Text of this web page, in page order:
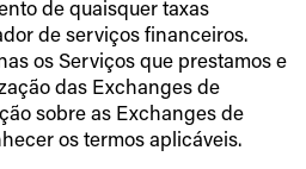
de quaisquer taxas
de serviços financeiros.
os Serviços que prestamos e
das Exchanges de
sobre as Exchanges de
os termos aplicáveis.